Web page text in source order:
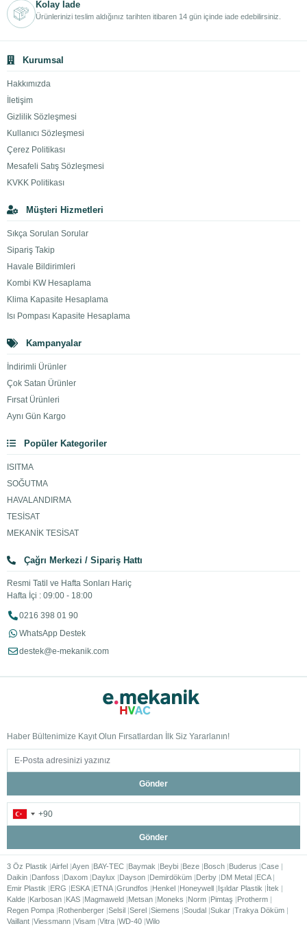
Kolay İade
Ürünlerinizi teslim aldığınız tarihten itibaren 14 gün içinde iade edebilirsiniz.
Kurumsal
Hakkımızda
İletişim
Gizlilik Sözleşmesi
Kullanıcı Sözleşmesi
Çerez Politikası
Mesafeli Satış Sözleşmesi
KVKK Politikası
Müşteri Hizmetleri
Sıkça Sorulan Sorular
Sipariş Takip
Havale Bildirimleri
Kombi KW Hesaplama
Klima Kapasite Hesaplama
Isı Pompası Kapasite Hesaplama
Kampanyalar
İndirimli Ürünler
Çok Satan Ürünler
Fırsat Ürünleri
Aynı Gün Kargo
Popüler Kategoriler
ISITMA
SOĞUTMA
HAVALANDIRMA
TESİSAT
MEKANİK TESİSAT
Çağrı Merkezi / Sipariş Hattı
Resmi Tatil ve Hafta Sonları Hariç
Hafta İçi : 09:00 - 18:00
0216 398 01 90
WhatsApp Destek
destek@e-mekanik.com
Haber Bültenimize Kayıt Olun Fırsatlardan İlk Siz Yararlanın!
Gönder
Gönder
3 Öz Plastik Airfel Ayen BAY-TEC Baymak Beybi Beze Bosch Buderus Case
Daikin Danfoss Daxom Daylux Dayson Demirdöküm Derby DM Metal ECA
Emir Plastik
ERG ESKA ETNA Grundfos Henkel Honeywell Işıldar Plastik
İtek
Kalde Karbosan KAS Magmaweld Metsan Moneks Norm Pimtaş
Protherm
Regen Pompa Rothenberger Selsil Serel Siemens Soudal Sukar Trakya Döküm
Vaillant Viessmann Visam Vitra WD-40 Wilo